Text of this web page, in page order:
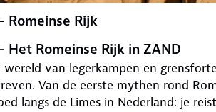
Romeinse Rijk
Romeinse Rijk in ZAND
wereld van legerkampen en
Van de eerste mythen rond
langs de Limes in Nederland: je